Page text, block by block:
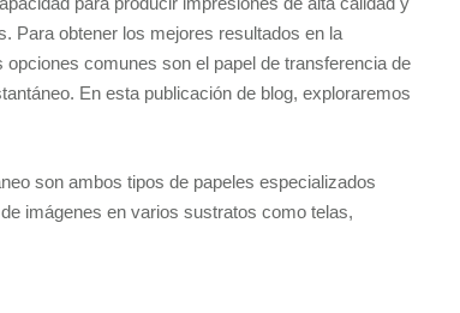
Para obtener los mejores resultados en la
opciones comunes son el papel de transferencia de
En esta publicación de blog, exploraremos
son ambos tipos de papeles especializados
imágenes en varios sustratos como telas,